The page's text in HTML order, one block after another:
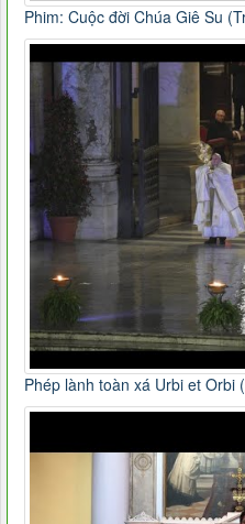
Phim: Cuộc đời Chúa Giê Su
Phép lành toàn xá Urbi et Orbi